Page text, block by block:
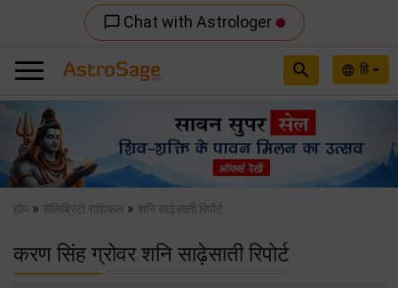
chat_bubble_outline Chat with Astrologer
language हि
search
Previous
होम » सेलिब्रिटी राशिफल » शनि साढ़ेसाती रिपोर्ट
करण सिंह ग्रोवर शनि साढ़ेसाती रिपोर्ट